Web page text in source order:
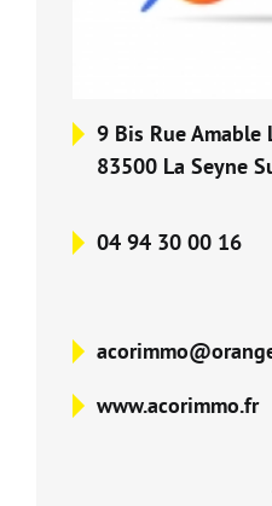
9 Bis Rue Amable
83500 La Seyne
04 94 30 00 16
www.acorimmo.fr